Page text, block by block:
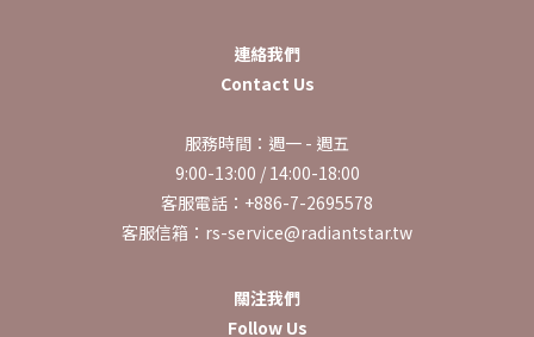
連絡我們
Contact Us
服務時間：週一 - 週五
9:00-13:00 / 14:00-18:00
客服電話：+886-7-2695578
客服信箱：rs-service@radiantstar.tw
關注我們
Follow Us